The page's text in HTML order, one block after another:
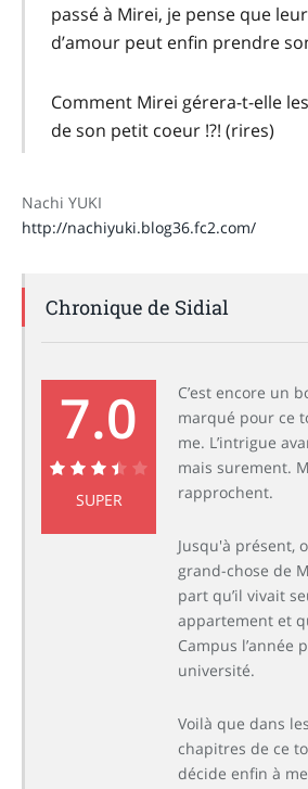
passé à Mirei, je pense que
d’amour peut enfin prendre
Comment Mirei gérera-t-elle
de son petit coeur !?! (rires)
Nachi YUKI
http://nachiyuki.blog36.fc2.com/
Chronique de Sidial
7.0
7.0
SUPER
C’est encore un
marqué pour ce
me. L’intrigue
mais surement.
rapprochent.
Jusqu'à présent,
grand-chose de
part qu’il vivait
appartement et
Campus l’année
université.
Voilà que dans
chapitres de ce
décide enfin à